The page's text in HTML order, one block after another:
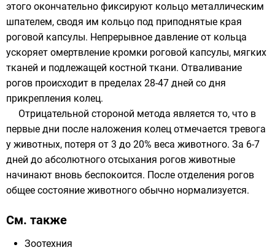
этого окончательно фиксируют кольцо металлическим
шпателем, сводя им кольцо под приподнятые края
роговой капсулы. Непрерывное давление от кольца
ускоряет омертвление кромки роговой капсулы, мягких
тканей и подлежащей костной ткани. Отваливание
рогов происходит в пределах 28-47 дней со дня
прикрепления колец.
Отрицательной стороной метода является то, что в
первые дни после наложения колец отмечается тревога
у животных, потеря от 3 до 20% веса животного. За 6-7
дней до абсолютного отсыхания рогов животные
начинают вновь беспокоится. После отделения рогов
общее состояние животного обычно нормализуется.
См. также
Зоотехния